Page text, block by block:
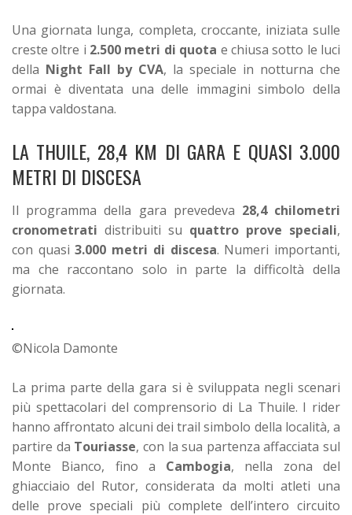
Una giornata lunga, completa, croccante, iniziata sulle
creste oltre i 2.500 metri di quota e chiusa sotto le luci
della Night Fall by CVA, la speciale in notturna che
ormai è diventata una delle immagini simbolo della
tappa valdostana.
LA THUILE, 28,4 KM DI GARA E QUASI 3.000
METRI DI DISCESA
Il programma della gara prevedeva 28,4 chilometri
cronometrati distribuiti su quattro prove speciali,
con quasi3.000 metri di discesa. Numeri importanti,
ma che raccontano solo in parte la difficoltà della
giornata.
©Nicola Damonte
La prima parte della gara si è sviluppata negli scenari
più spettacolari del comprensorio di La Thuile. I rider
hanno affrontato alcuni dei trail simbolo della località, a
partire da Touriasse, con la sua partenza affacciata sul
Monte Bianco, fino a Cambogia, nella zona del
ghiacciaio del Rutor, considerata da molti atleti una
delle prove speciali più complete dell’intero circuito